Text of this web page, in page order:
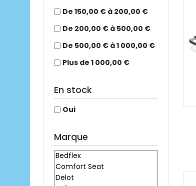
De 150,00 € à 200,00 €
De 200,00 € à 500,00 €
De 500,00 € à 1 000,00 €
Plus de 1 000,00 €
En stock
Oui
Marque